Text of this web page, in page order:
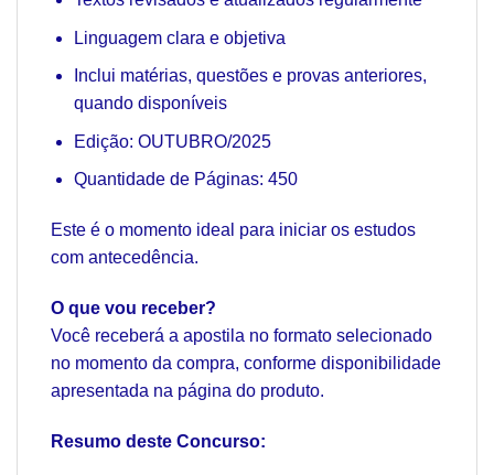
Linguagem clara e objetiva
Inclui matérias, questões e provas anteriores,
quando disponíveis
Edição: OUTUBRO/2025
Quantidade de Páginas: 450
Este é o momento ideal para iniciar os estudos
com antecedência.
O que vou receber?
Você receberá a apostila no formato selecionado
no momento da compra, conforme disponibilidade
apresentada na página do produto.
Resumo deste Concurso: